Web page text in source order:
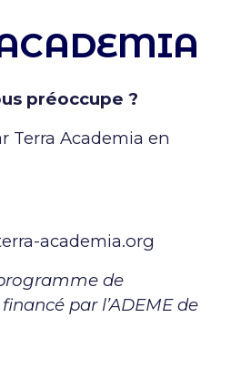
préoccupe ?
Terra Academia en
academia.org
de
par l’ADEME de